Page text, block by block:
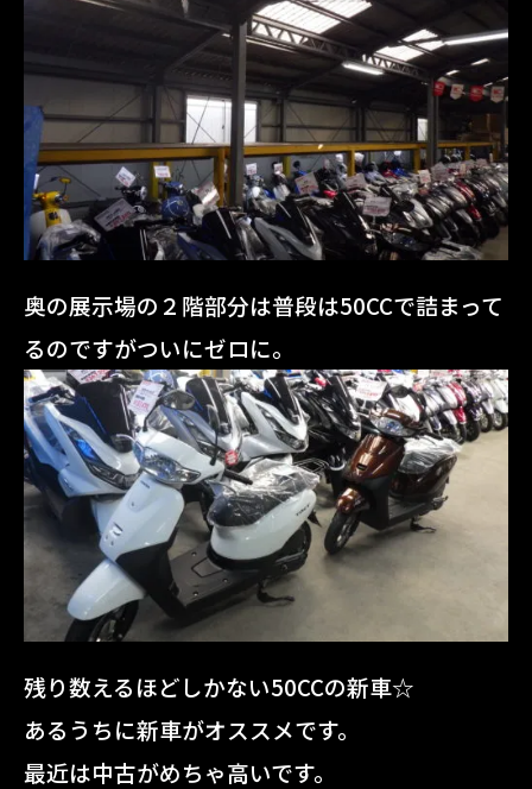
奥の展示場の２階部分は普段は50CCで詰まって
るのですがついにゼロに。
残り数えるほどしかない50CCの新車☆
あるうちに新車がオススメです。
最近は中古がめちゃ高いです。